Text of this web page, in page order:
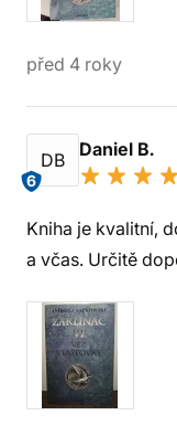
před 4 roky
DB
6
Daniel B.
Kniha je kvalitní,
a včas. Určitě